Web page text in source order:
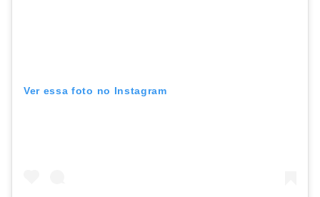
Ver essa foto no Instagram